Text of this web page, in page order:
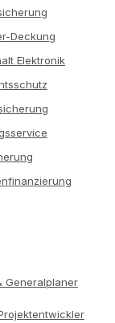
Deckung
Elektronik
Generalplaner